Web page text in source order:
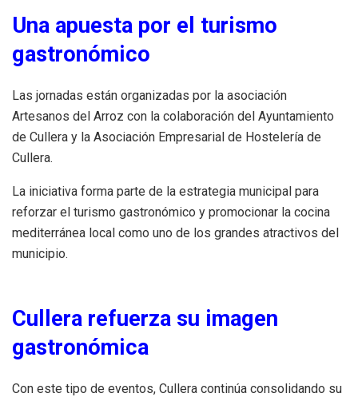
Una apuesta por el turismo
gastronómico
Las jornadas están organizadas por la asociación
Artesanos del Arroz con la colaboración del Ayuntamiento
de Cullera y la Asociación Empresarial de Hostelería de
Cullera.
La iniciativa forma parte de la estrategia municipal para
reforzar el turismo gastronómico y promocionar la cocina
mediterránea local como uno de los grandes atractivos del
municipio.
Cullera refuerza su imagen
gastronómica
Con este tipo de eventos, Cullera continúa consolidando su